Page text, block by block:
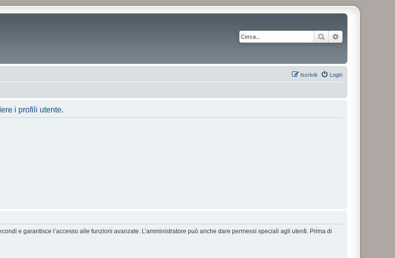
Cerca
Login
Iscriviti
i profili utente.
e garantisce l’accesso alle funzioni avanzate. L’amministratore può anche dare permessi speciali agli utenti. Prima di